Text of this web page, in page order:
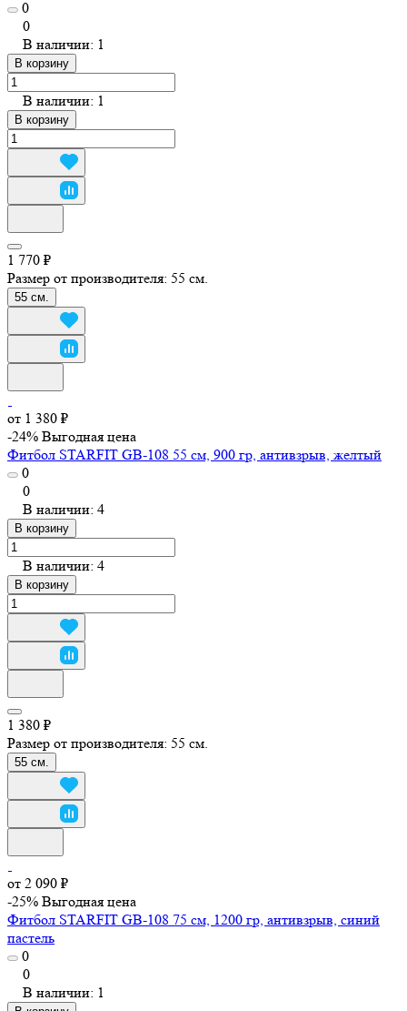
0
0
В наличии: 1
В корзину
В наличии: 1
В корзину
1 770 ₽
Размер от производителя: 55 см.
55 см.
от 1 380 ₽
-24% Выгодная цена
Фитбол STARFIT GB-108 55 см, 900 гр, антивзрыв, желтый
0
0
В наличии: 4
В корзину
В наличии: 4
В корзину
1 380 ₽
Размер от производителя: 55 см.
55 см.
от 2 090 ₽
-25% Выгодная цена
Фитбол STARFIT GB-108 75 см, 1200 гр, антивзрыв, синий
пастель
0
0
В наличии: 1